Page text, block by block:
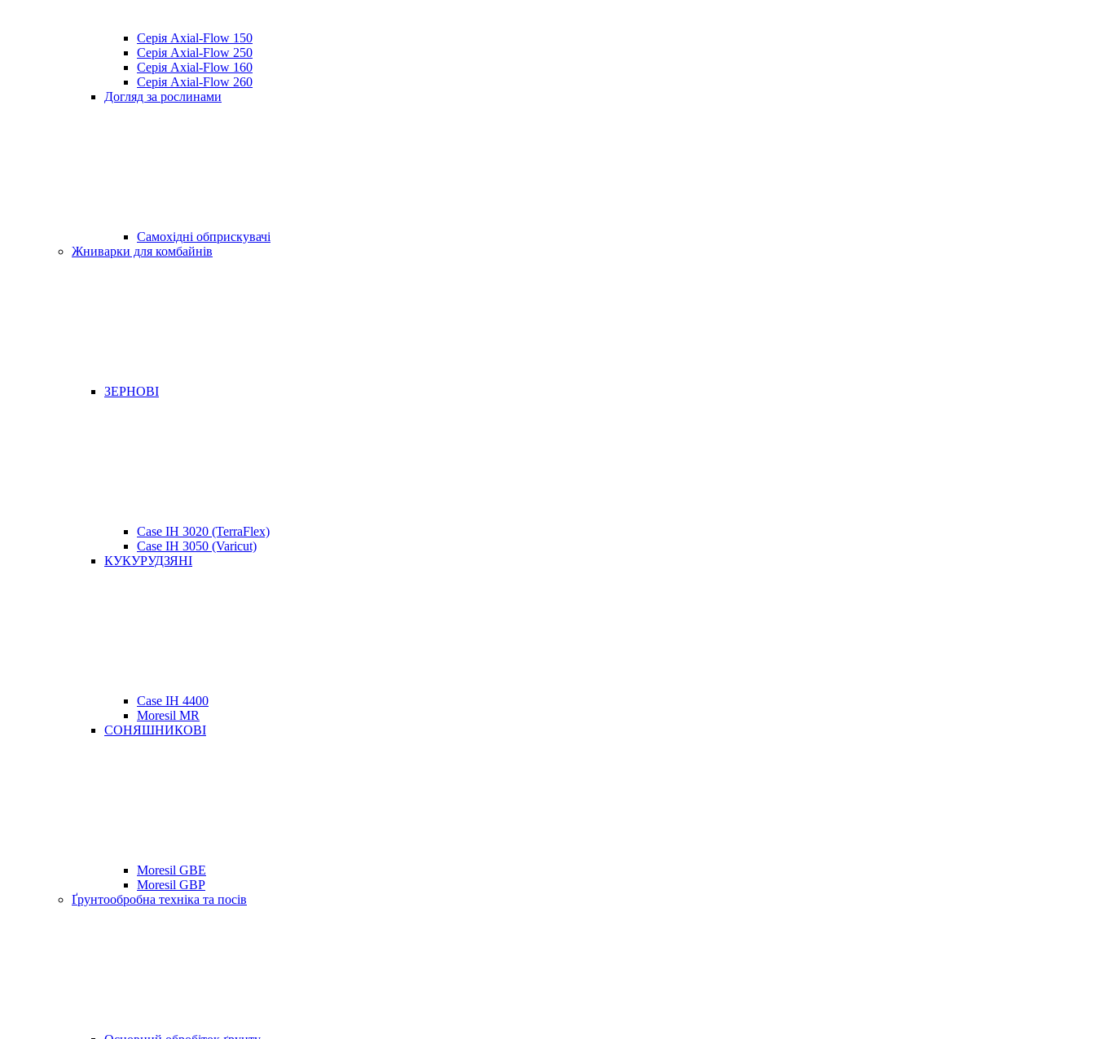
Серія Axial-Flow 150
Серія Axial-Flow 250
Серія Axial-Flow 160
Серія Axial-Flow 260
Догляд за рослинами
Самохідні обприскувачі
Жниварки для комбайнів
ЗЕРНОВІ
Case IH 3020 (TerraFlex)
Case IH 3050 (Varicut)
КУКУРУДЗЯНІ
Case IH 4400
Moresil MR
СОНЯШНИКОВІ
Moresil GBE
Moresil GBP
Ґрунтообробна техніка та посів